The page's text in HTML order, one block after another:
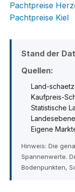
Pachtpreise
Pachtpreise Kiel
Stand der
Quellen:
Land-
Kaufpreis-
Statistische
Eigene
Hinweis: Die
Spannenwerte.
Bodenpunkten,